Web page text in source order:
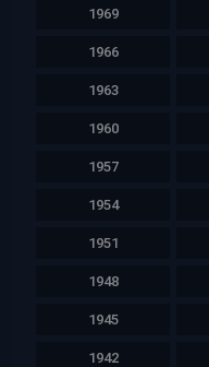
1969
1966
1963
1960
1957
1954
1951
1948
1945
1942